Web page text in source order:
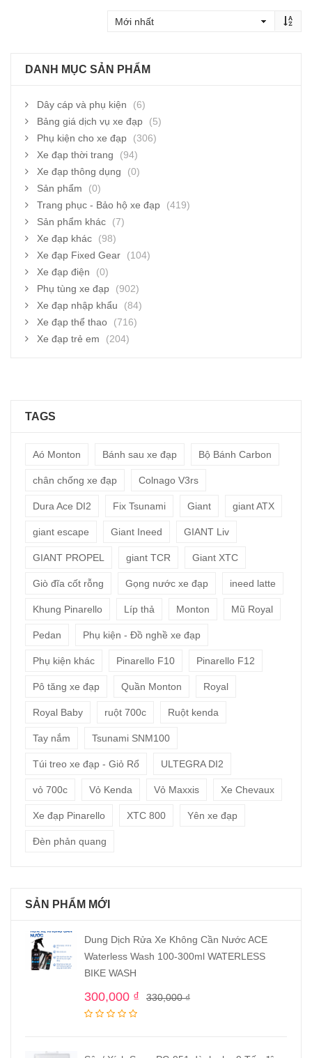
DANH MỤC SẢN PHẨM
Dây cáp và phụ kiện
(6)
Bảng giá dịch vụ xe đạp
(5)
Phụ kiện cho xe đạp
(306)
Xe đạp thời trang
(94)
Xe đạp thông dụng
(0)
Sản phẩm
(0)
Trang phục - Bảo hộ xe đạp
(419)
Sản phẩm khác
(7)
Xe đạp khác
(98)
Xe đạp Fixed Gear
(104)
Xe đạp điện
(0)
Phụ tùng xe đạp
(902)
Xe đạp nhập khẩu
(84)
Xe đạp thể thao
(716)
Xe đạp trẻ em
(204)
TAGS
Aó Monton Bánh sau xe đạp Bộ Bánh Carbon
chân chống xe đạp Colnago V3rs
Dura Ace DI2 Fix Tsunami Giant giant ATX
giant escape Giant Ineed GIANT Liv
GIANT PROPEL giant TCR Giant XTC
Giò đĩa cốt rỗng Gọng nước xe đạp ineed latte
Khung Pinarello Líp thả Monton Mũ Royal
Pedan Phụ kiện - Đồ nghề xe đạp
Phụ kiện khác Pinarello F10 Pinarello F12
Pô tăng xe đạp Quần Monton Royal
Royal Baby ruột 700c Ruột kenda
Tay nắm Tsunami SNM100
Túi treo xe đạp - Giỏ Rổ ULTEGRA DI2
vỏ 700c Vỏ Kenda Vỏ Maxxis Xe Chevaux
Xe đạp Pinarello XTC 800 Yên xe đạp
Đèn phản quang
SẢN PHẨM MỚI
Dung Dịch Rửa Xe Không Cần Nước ACE
Waterless Wash 100-300ml WATERLESS
BIKE WASH
330,000₫
300,000 ₫